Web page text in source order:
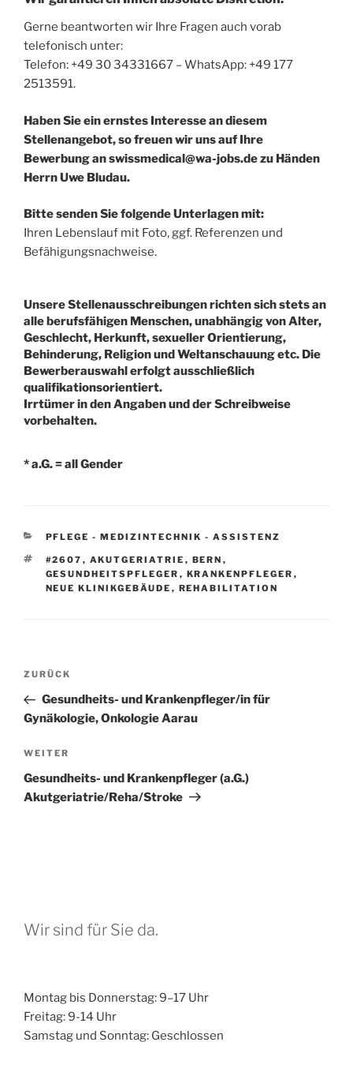
Gerne beantworten wir Ihre Fragen auch vorab
telefonisch unter:
Telefon: +49 30 34331667 – WhatsApp: +49 177
2513591.
Haben Sie ein ernstes Interesse an diesem
Stellenangebot, so freuen wir uns auf Ihre
Bewerbung an swissmedical@wa-jobs.de zu Händen
Herrn Uwe Bludau.
Bitte senden Sie folgende Unterlagen mit:
Ihren Lebenslauf mit Foto, ggf. Referenzen und
Befähigungsnachweise.
Unsere Stellenausschreibungen richten sich stets an
alle berufsfähigen Menschen, unabhängig von Alter,
Geschlecht, Herkunft, sexueller Orientierung,
Behinderung, Religion und Weltanschauung etc. Die
Bewerberauswahl erfolgt ausschließlich
qualifikationsorientiert.
Irrtümer in den Angaben und der Schreibweise
vorbehalten.
* a.G. = all Gender
KATEGORIEN
PFLEGE - MEDIZINTECHNIK - ASSISTENZ
SCHLAGWÖRTER
#2607 , AKUTGERIATRIE , BERN ,
GESUNDHEITSPFLEGER , KRANKENPFLEGER ,
NEUE KLINIKGEBÄUDE , REHABILITATION
Beitragsnavigation
Vorheriger
Beitrag
ZURÜCK
Gesundheits- und Krankenpfleger/in für
Gynäkologie, Onkologie Aarau
Nächster
Beitrag
WEITER
Gesundheits- und Krankenpfleger (a.G.)
Akutgeriatrie/Reha/Stroke
Wir sind für Sie da.
Montag bis Donnerstag: 9–17 Uhr
Freitag: 9-14 Uhr
Samstag und Sonntag: Geschlossen